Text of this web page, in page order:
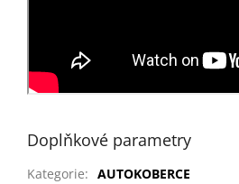
Doplňkové parametry
Kategorie: AUTOKOBERCE